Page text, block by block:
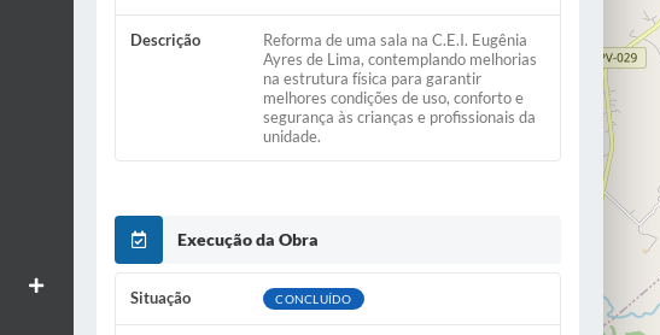
Aumentar textos
Descrição
Reforma de uma sala na C.E.I. Eugênia
Ayres de Lima, contemplando melhorias
na estrutura física para garantir
melhores condições de uso, conforto e
segurança às crianças e profissionais da
unidade.
Execução da Obra
Situação CONCLUÍDO